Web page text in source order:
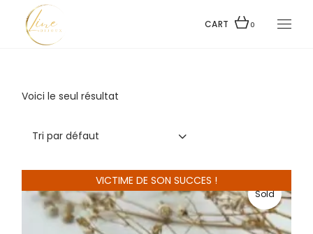
content
CART 0
Voici le seul résultat
Tri par défaut
VICTIME DE SON SUCCES !
Sold